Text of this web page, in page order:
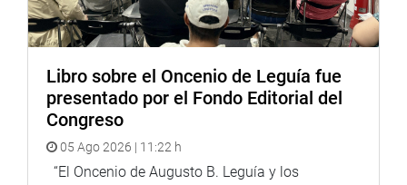
Libro sobre el Oncenio de Leguía fue
presentado por el Fondo Editorial del
Congreso
05 Ago 2026 | 11:22 h
“El Oncenio de Augusto B. Leguía y los